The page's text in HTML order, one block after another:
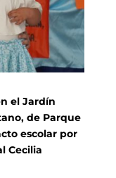
el Jardín
de Parque
escolar por
Cecilia